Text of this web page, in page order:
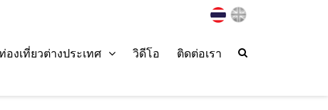
องเที่ยวต่างประเทศ วิดีโอ ติดต่อเรา